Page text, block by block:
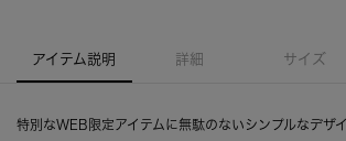
アイテム説明 詳細 サイズ
特別なWEB限定アイテムに無駄のないシンプルなデザ